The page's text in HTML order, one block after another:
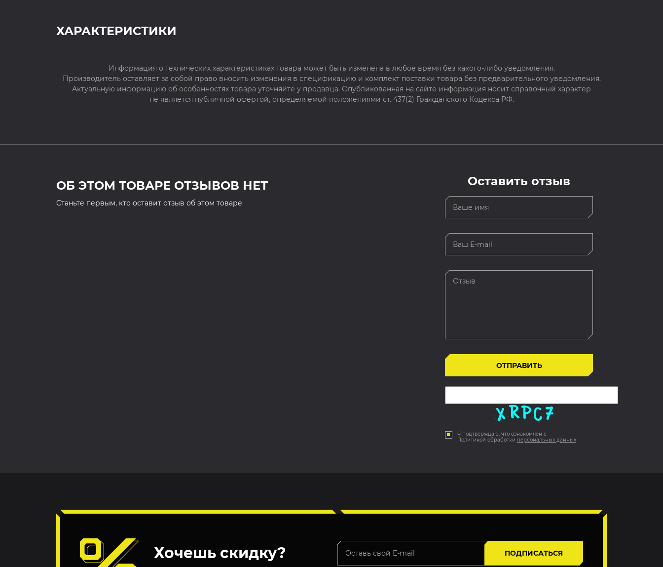
ХАРАКТЕРИСТИКИ
Информация о технических характеристиках товара может быть изменена в любое время без какого-либо уведомления.
Производитель оставляет за собой право вносить изменения в спецификацию и комплект поставки товара без предварительного уведомления.
Актуальную информацию об особенностях товара уточняйте у продавца. Опубликованная на сайте информация носит справочный характер
не является публичной офертой, определяемой положениями ст. 437(2) Гражданского Кодекса РФ.
ОБ ЭТОМ ТОВАРЕ ОТЗЫВОВ НЕТ
Cтаньте первым, кто оставит отзыв об этом товаре
Оставить отзыв
Я подтверждаю, что ознакомлен с
Политикой обработки персональных данных
Хочешь скидку? ПОДПИСАТЬСЯ